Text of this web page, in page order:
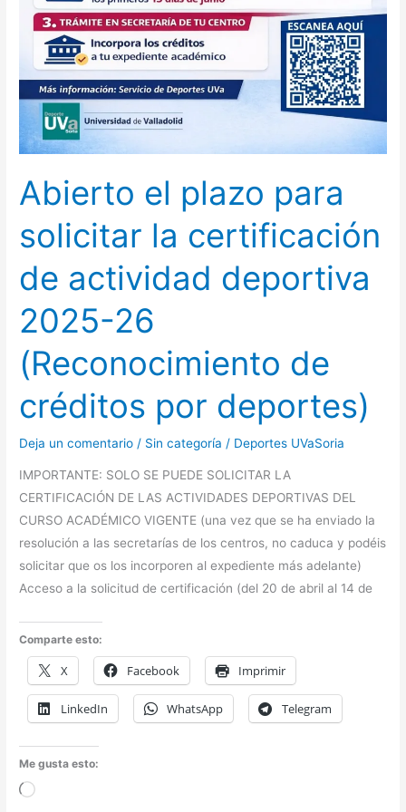
Abierto el plazo para
solicitar la certificación
de actividad deportiva
2025-26
(Reconocimiento de
créditos por deportes)
Deja un comentario / Sin categoría / Deportes UVaSoria
IMPORTANTE: SOLO SE PUEDE SOLICITAR LA
CERTIFICACIÓN DE LAS ACTIVIDADES DEPORTIVAS DEL
CURSO ACADÉMICO VIGENTE (una vez que se ha enviado la
resolución a las secretarías de los centros, no caduca y podéis
solicitar que os los incorporen al expediente más adelante)
Acceso a la solicitud de certificación (del 20 de abril al 14 de
Comparte esto:
X Facebook Imprimir
LinkedIn WhatsApp Telegram
Me gusta esto:
Cargando...